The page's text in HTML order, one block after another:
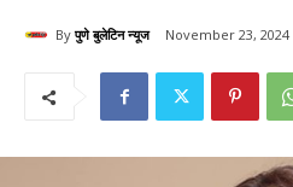
By पुणे बुलेटिन न्यूज November 23, 2024